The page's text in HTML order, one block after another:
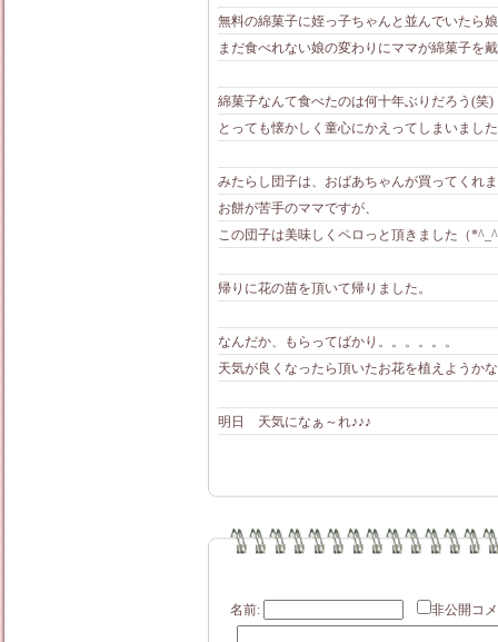
無料の綿菓子に姪っ子ちゃんと並んでいたら
まだ食べれない娘の変わりにママが綿菓子を
綿菓子なんて食べたのは何十年ぶりだろう(笑)
とっても懐かしく童心にかえってしまいまし
みたらし団子は、おばあちゃんが買ってくれ
お餅が苦手のママですが、
この団子は美味しくペロっと頂きました（
帰りに花の苗を頂いて帰りました。
なんだか、もらってばかり。。。。。。
天気が良くなったら頂いたお花を植えようか
明日 天気になぁ～れ♪♪♪
名前: 非公開